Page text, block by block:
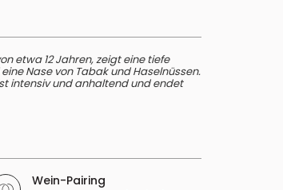
etwa 12 Jahren, zeigt eine tiefe
Nase von Tabak und Haselnüssen.
intensiv und anhaltend und endet
Wein-Pairing